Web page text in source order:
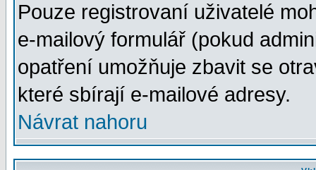
Pouze registrovaní uživatelé
e-mailový formulář (pokud
opatření umožňuje zbavit se
které sbírají e-mailové adresy.
Návrat nahoru